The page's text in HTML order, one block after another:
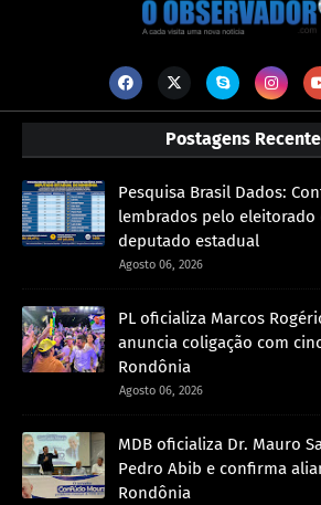
Postagens
Pesquisa Brasil Dados:
lembrados pelo eleitorado
deputado estadual
Agosto 06, 2026
PL oficializa Marcos
anuncia coligação com
Rondônia
Agosto 06, 2026
MDB oficializa Dr. Mauro
Pedro Abib e confirma
Rondônia